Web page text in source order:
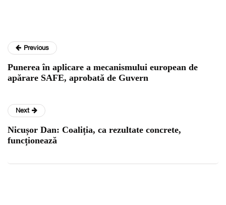
Previous
Punerea în aplicare a mecanismului european de
apărare SAFE, aprobată de Guvern
Next
Nicușor Dan: Coaliția, ca rezultate concrete,
funcționează